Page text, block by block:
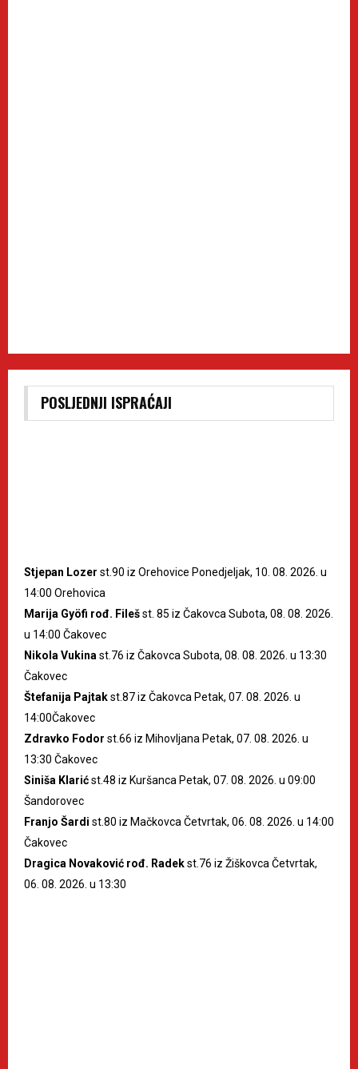
POSLJEDNJI ISPRAĆAJI
Stjepan Lozer st.90 iz Orehovice Ponedjeljak, 10. 08. 2026. u
14:00 Orehovica
Marija Gyöfi rođ. Filešst. 85 iz Čakovca Subota, 08. 08. 2026.
u 14:00 Čakovec
Nikola Vukina st.76 iz Čakovca Subota, 08. 08. 2026. u 13:30
Čakovec
Štefanija Pajtakst.87 iz Čakovca Petak, 07. 08. 2026. u
14:00Čakovec
Zdravko Fodor st.66 iz Mihovljana Petak, 07. 08. 2026. u
13:30 Čakovec
Siniša Klarićst.48 iz Kuršanca Petak, 07. 08. 2026. u 09:00
Šandorovec
Franjo Šardi st.80 iz Mačkovca Četvrtak, 06. 08. 2026. u 14:00
Čakovec
Dragica Novaković rođ. Radekst.76 iz Žiškovca Četvrtak,
06. 08. 2026. u 13:30